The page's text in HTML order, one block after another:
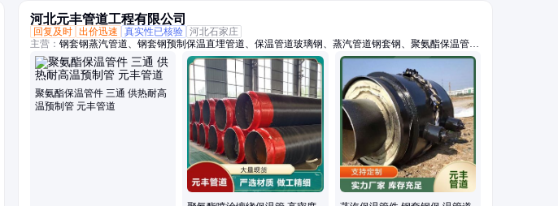
河北元丰管道工程有限公司
回复及时 出价迅速 真实性已核验 河北石家庄
主营： 钢套钢蒸汽管道、钢套钢预制保温直埋管道、保温管道玻璃钢、蒸汽管道钢套钢、聚氨酯保温管、
钢套钢蒸汽管、喷涂缠绕保温管、镀锌铁皮架空保温管、聚氨酯保温管件、蒸汽保温管件、预制蒸汽架空
保温管、钢套钢耐高温保温管、保温管直埋钢套钢、钢套钢地埋管、钢套钢外滑动钢管、钢套钢保温弯
头、蒸汽保温管架空、耐高温高压蒸汽管、钢套钢高温蒸汽保温管、套钢蒸汽保温钢管、高压耐高温蒸汽
管、蒸汽架空保温管、集中供热蒸汽保温管、高温蒸汽保温管
聚氨酯保温管件 三通 供热耐高
温预制管 元丰管道